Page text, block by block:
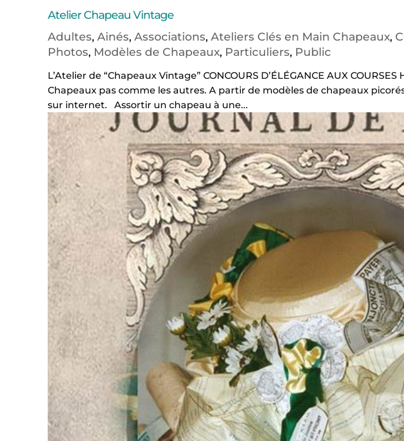
Atelier Chapeau Vintage
Adultes, Ainés, Associations, Ateliers Clés en Main Chapeaux,
Photos, Modèles de Chapeaux, Particuliers, Public
L’Atelier de “Chapeaux Vintage” CONCOURS D’ÉLÉGANCE AUX
Chapeaux pas comme les autres. A partir de modèles de chapeaux
sur internet. Assortir un chapeau à une...